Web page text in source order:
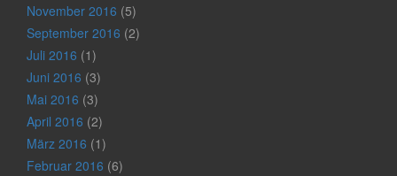
November 2016 (5)
September 2016 (2)
Juli 2016 (1)
Juni 2016 (3)
Mai 2016 (3)
April 2016 (2)
März 2016 (1)
Februar 2016 (6)